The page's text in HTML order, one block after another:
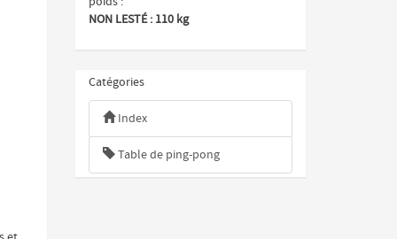
NON LESTÉ : 110 kg
Catégories
Index
Table de ping-pong